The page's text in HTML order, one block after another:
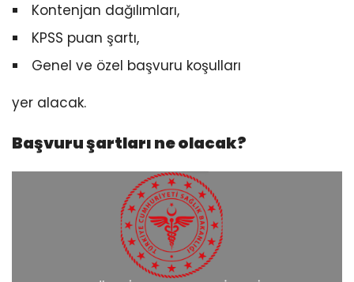
Kontenjan dağılımları,
KPSS puan şartı,
Genel ve özel başvuru koşulları
yer alacak.
Başvuru şartları ne olacak?